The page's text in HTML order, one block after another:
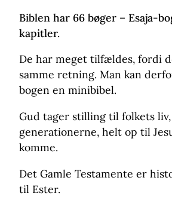
Biblen har 66 bøger – Esaja-
kapitler.
De har meget tilfældes, fordi
samme retning. Man kan
bogen en minibibel.
Gud tager stilling til folkets
generationerne, helt op til
komme.
Det Gamle Testamente er
til Ester.